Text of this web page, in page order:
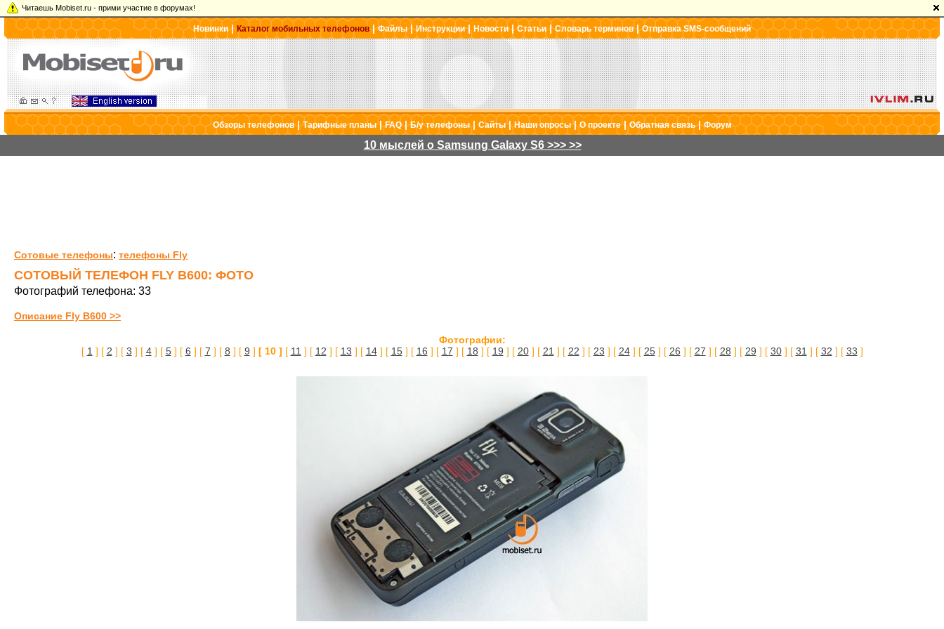
Читаешь Mobiset.ru - прими участие в форумах!
Новинки|Каталог мобильных телефонов|Файлы|Инструкции| Новости|Статьи|Словарь терминов|Отправка SMS-сообщений
Обзоры телефонов|Тарифные планы|FAQ|Б/у телефоны| Сайты|Наши опросы|О проекте|Обратная связь|Форум
10 мыслей о Samsung Galaxy S6 >>> >>
Сотовые телефоны: телефоны Fly
СОТОВЫЙ ТЕЛЕФОН FLY B600: ФОТО
Фотографий телефона: 33
Описание Fly B600 >>
Фотографии:
[ 1 ] [ 2 ] [ 3 ] [ 4] [ 5] [ 6 ] [ 7 ] [ 8 ] [ 9 ] [ 10 ] [ 11 ] [ 12 ] [ 13 ] [ 14] [ 15] [ 16 ] [ 17 ] [ 18 ] [ 19 ] [ 20] [ 21 ] [ 22 ] [ 23 ] [ 24] [ 25] [ 26 ] [ 27 ] [ 28 ] [ 29 ] [ 30] [ 31 ] [ 32 ] [ 33 ]